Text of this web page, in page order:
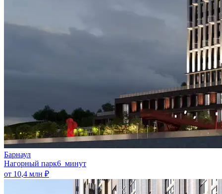
Барнаул
Нагорный парк6 минут
от 10,4 млн ₽